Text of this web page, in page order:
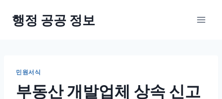
행정 공공 정보
민원서식
부동산 개발업체 상속 신고